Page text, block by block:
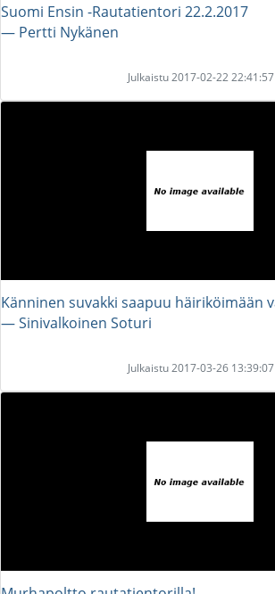
Suomi Ensin -Rautatientori 22.2.2017
― Pertti Nykänen
Julkaistu 2017-02-22
Känninen suvakki saapuu häiriköimään
― Sinivalkoinen Soturi
Julkaistu 2017-03-26